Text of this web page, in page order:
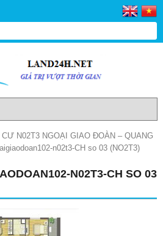
CƯ N02T3 NGOẠI GIAO ĐOÀN – QUANG
n02t3-CH so 03 (NO2T3)
N02T3-CH SO 03